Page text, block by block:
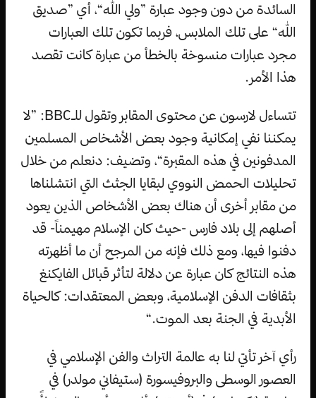
السائدة من دون وجود عبارة ”ولي الله“، أي ”صديق
الله“ على تلك الملابس، فربما تكون تلك العبارات
مجرد عبارات منسوخة بالخطأ من عبارة كانت تقصد
هذا الأمر.
تتساءل لارسون عن محتوى المقابر وتقول للـBBC: ”لا
يمكننا نفي إمكانية وجود بعض الأشخاص المسلمين
المدفونين في هذه المقبرة“، وتضيف: دنعلم من خلال
تحليلات الحمض النووي لبقايا الجثث التي انتشلناها
من مقابر أخرى أن هناك بعض الأشخاص الذين يعود
أصلهم إلى بلاد فارس -حيث كان الإسلام مهيمناً- قد
دفنوا فيها، ومع ذلك فإنه من المرجح أن ما أظهرته
هذه النتائج كان عبارة عن دلالة لتأثر قبائل الفايكنغ
بثقافات الدفن الإسلامية، وبعض المعتقدات: كالحياة
الأبدية في الجنة بعد الموت.“
رأي آخر تأتي لنا به عالمة التراث والفن الإسلامي في
العصور الوسطى والبروفيسورة (ستيفاني مولدر) في